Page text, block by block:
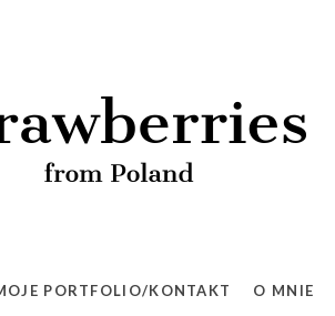
PORTFOLIO/KONTAKT O MNIE